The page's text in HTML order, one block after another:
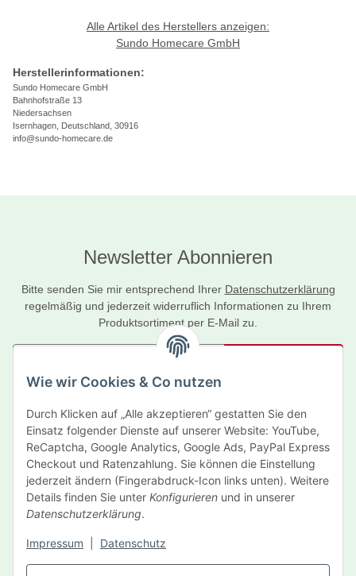
Wie wir Cookies & Co nutzen
Durch Klicken auf „Alle akzeptieren“ gestatten Sie den
Einsatz folgender Dienste auf unserer Website: YouTube,
ReCaptcha, Google Analytics, Google Ads, PayPal Express
Checkout und Ratenzahlung. Sie können die Einstellung
jederzeit ändern (Fingerabdruck-Icon links unten). Weitere
Details finden Sie unter Konfigurieren und in unserer
Datenschutzerklärung.
Impressum Datenschutz
Alle Artikel des Herstellers anzeigen:
Sundo Homecare GmbH
Herstellerinformationen:
Sundo Homecare GmbH
Bahnhofstraße 13
Niedersachsen
Isernhagen, Deutschland, 30916
info@sundo-homecare.de
Newsletter Abonnieren
Bitte senden Sie mir entsprechend Ihrer Datenschutzerklärung
regelmäßig und jederzeit widerruflich Informationen zu Ihrem
Produktsortiment per E-Mail zu.
Newsletter Abonnieren
Informationen
Gesetzliche Informationen
Hersteller
Vertrag widerrufen